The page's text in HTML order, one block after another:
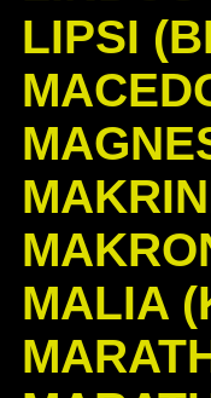
LIPSI
MALIA